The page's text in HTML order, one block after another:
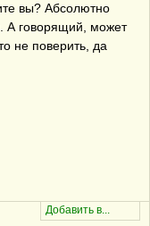
вы? Абсолютно
А говорящий, может
не поверить, да